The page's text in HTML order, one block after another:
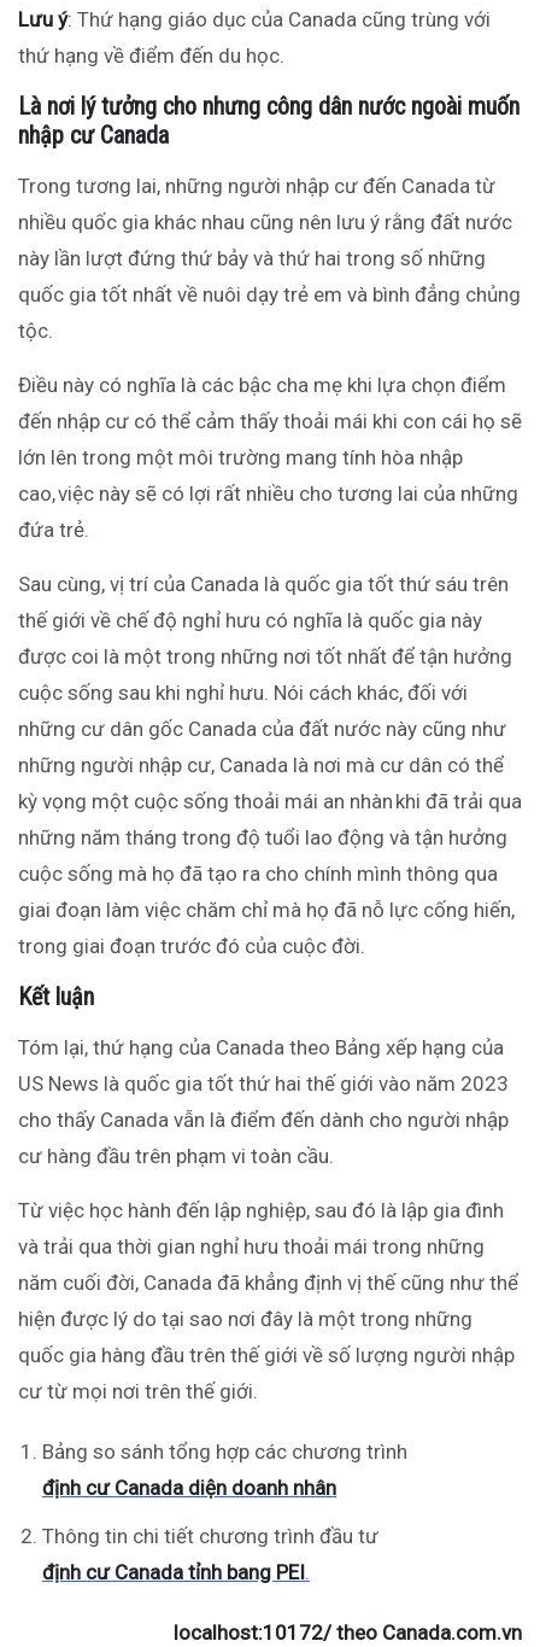
Lưu ý: Thứ hạng giáo dục của Canada cũng trùng với
thứ hạng về điểm đến du học.
Là nơi lý tưởng cho nhưng công dân nước ngoài muốn
nhập cư Canada
Trong tương lai, những người nhập cư đến Canada từ
nhiều quốc gia khác nhau cũng nên lưu ý rằng đất nước
này lần lượt đứng thứ bảy và thứ hai trong số những
quốc gia tốt nhất về nuôi dạy trẻ em và bình đẳng chủng
tộc.
Điều này có nghĩa là các bậc cha mẹ khi lựa chọn điểm
đến nhập cư có thể cảm thấy thoải mái khi con cái họ sẽ
lớn lên trong một môi trường mang tính hòa nhập
cao, việc này sẽ có lợi rất nhiều cho tương lai của những
đứa trẻ.
Sau cùng, vị trí của Canada là quốc gia tốt thứ sáu trên
thế giới về chế độ nghỉ hưu có nghĩa là quốc gia này
được coi là một trong những nơi tốt nhất để tận hưởng
cuộc sống sau khi nghỉ hưu. Nói cách khác, đối với
những cư dân gốc Canada của đất nước này cũng như
những người nhập cư, Canada là nơi mà cư dân có thể
kỳ vọng một cuộc sống thoải mái an nhàn khi đã trải qua
những năm tháng trong độ tuổi lao động và tận hưởng
cuộc sống mà họ đã tạo ra cho chính mình thông qua
giai đoạn làm việc chăm chỉ mà họ đã nỗ lực cống hiến,
trong giai đoạn trước đó của cuộc đời.
Kết luận
Tóm lại, thứ hạng của Canada theo Bảng xếp hạng của
US News là quốc gia tốt thứ hai thế giới vào năm 2023
cho thấy Canada vẫn là điểm đến dành cho người nhập
cư hàng đầu trên phạm vi toàn cầu.
Từ việc học hành đến lập nghiệp, sau đó là lập gia đình
và trải qua thời gian nghỉ hưu thoải mái trong những
năm cuối đời, Canada đã khẳng định vị thế cũng như thể
hiện được lý do tại sao nơi đây là một trong những
quốc gia hàng đầu trên thế giới về số lượng người nhập
cư từ mọi nơi trên thế giới.
Bảng so sánh tổng hợp các chương trình
định cư Canada diện doanh nhân
Thông tin chi tiết chương trình đầu tư
định cư Canada tỉnh bang PEI.
localhost:10172/ theo Canada.com.vn